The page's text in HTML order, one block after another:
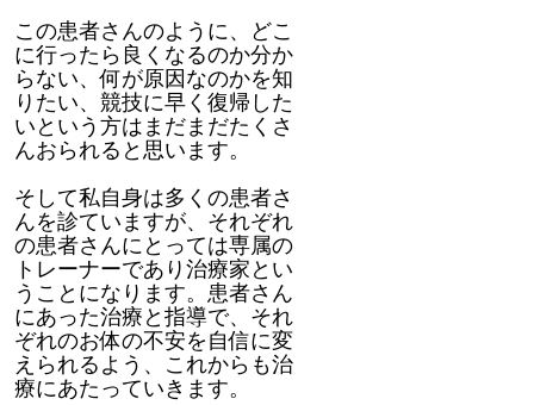
この患者さんのように、どこ
に行ったら良くなるのか分か
らない、何が原因なのかを知
りたい、競技に早く復帰した
いという方はまだまだたくさ
んおられると思います。
そして私自身は多くの患者さ
んを診ていますが、それぞれ
の患者さんにとっては専属の
トレーナーであり治療家とい
うことになります。患者さん
にあった治療と指導で、それ
ぞれのお体の不安を自信に変
えられるよう、これからも治
療にあたっていきます。